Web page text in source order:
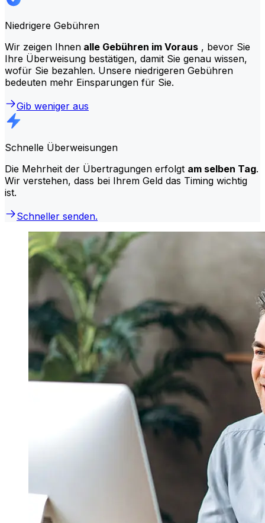
Niedrigere Gebühren
Wir zeigen Ihnen alle Gebühren im Voraus , bevor Sie
Ihre Überweisung bestätigen, damit Sie genau wissen,
wofür Sie bezahlen. Unsere niedrigeren Gebühren
bedeuten mehr Einsparungen für Sie.
Gib weniger aus
Schnelle Überweisungen
Die Mehrheit der Übertragungen erfolgt am selben Tag.
Wir verstehen, dass bei Ihrem Geld das Timing wichtig
ist.
Schneller senden.